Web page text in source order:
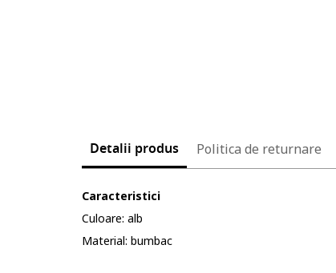
Detalii produs Politica de returnare
Caracteristici
Culoare: alb
Material: bumbac